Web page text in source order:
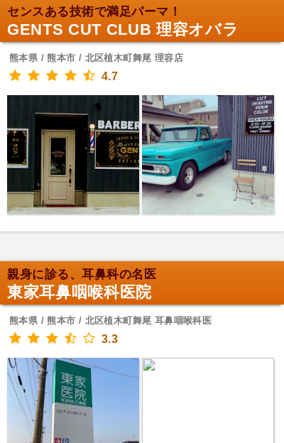
センスある技術で満足パーマ！
GENTS CUT CLUB 理容オバラ
熊本県 / 熊本市 / 北区植木町舞尾 理容店
4.7
親身に診る、耳鼻科の名医
東家耳鼻咽喉科医院
熊本県 / 熊本市 / 北区植木町舞尾 耳鼻咽喉科医
3.3